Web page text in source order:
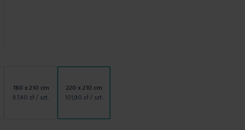
180 x 210 cm
87,40 zł/ szt.
220 x 210 cm
101,90 zł/ szt.